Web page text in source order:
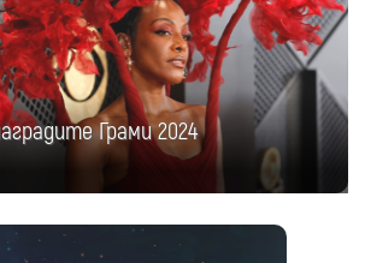
Грами 2024